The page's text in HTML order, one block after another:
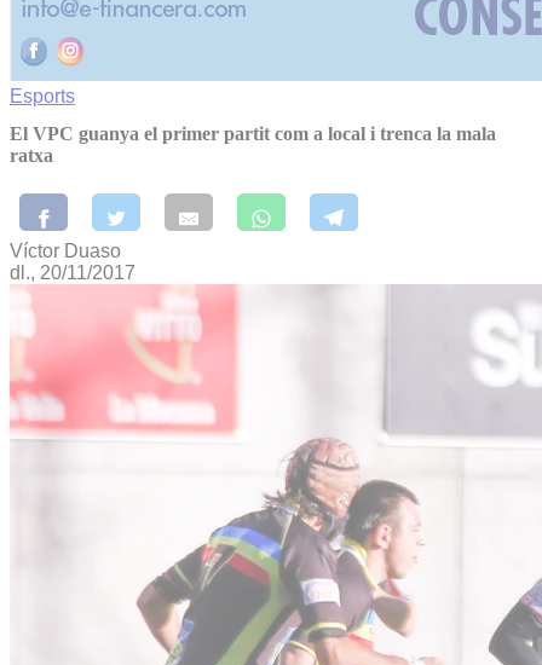
Esports
El VPC guanya el primer partit com a local i trenca la mala
ratxa
Víctor Duaso
dl., 20/11/2017